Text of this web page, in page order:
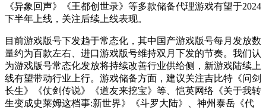
《异象回声》《王都创世录》等多款储备代理游戏有望于2024
下半年上线，关注后续上线表现。
目前游戏版号下发趋于常态化，其中国产游戏版号每月发放数
量约为百款左右、进口游戏版号维持双月下发的节奏。我们认
为游戏版号常态化发放将持续改善行业供给侧，新游戏陆续上
线有望带动行业上行。游戏储备方面，建议关注吉比特《问剑
长生》《仗剑传说》《道友来挖宝》等、恺英网络《关于我转
生变成史莱姆这档事:新世界》《斗罗大陆》、神州泰岳《代